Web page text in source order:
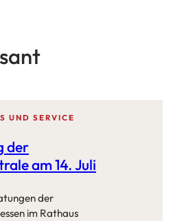
UND SERVICE
der
am 14. Juli
der
im Rathaus